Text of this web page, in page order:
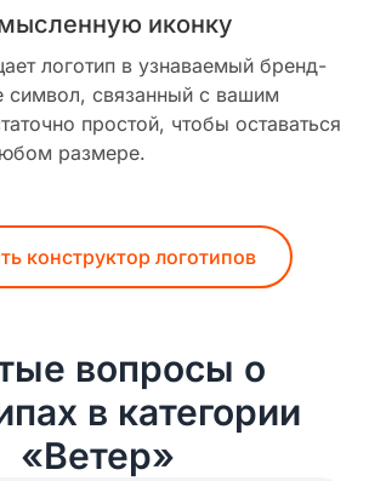
иконку
логотип в узнаваемый бренд-
символ, связанный с вашим
простой, чтобы оставаться
размере.
конструктор логотипов
вопросы о
в категории
«Ветер»